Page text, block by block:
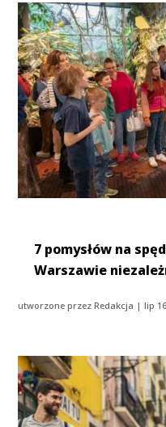
7 pomysłów na
Warszawie
utworzone przezRedakcja |lip